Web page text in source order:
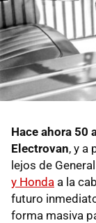
Hace ahora 50
Electrovan, y a
lejos de
y Honda a la
futuro
forma masiva